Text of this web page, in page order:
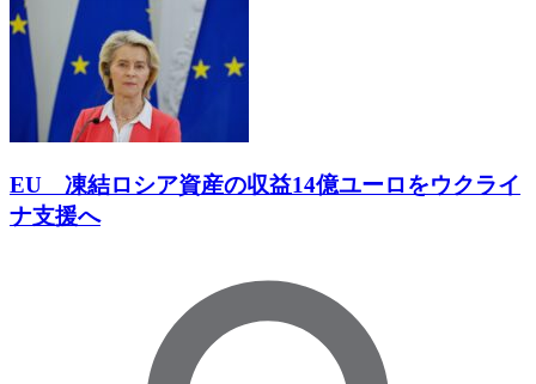
EU 凍結ロシア資産の収益14億ユーロをウクライ
ナ支援へ